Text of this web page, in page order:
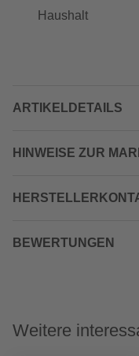
Haushalt
ARTIKELDETAILS
HINWEISE ZUR
BEWERTUNGEN
Weitere